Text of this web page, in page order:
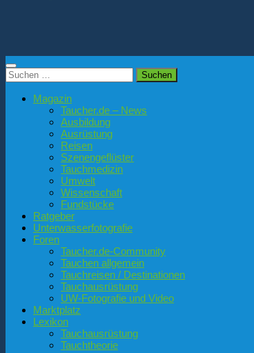
Suchen
nach:
Magazin
Taucher.de – News
Ausbildung
Ausrüstung
Reisen
Szenengeflüster
Tauchmedizin
Umwelt
Wissenschaft
Fundstücke
Ratgeber
Unterwasserfotografie
Foren
Taucher.de-Community
Tauchen allgemein
Tauchreisen / Destinationen
Tauchausrüstung
UW-Fotografie und Video
Marktplatz
Lexikon
Tauchausrüstung
Tauchtheorie